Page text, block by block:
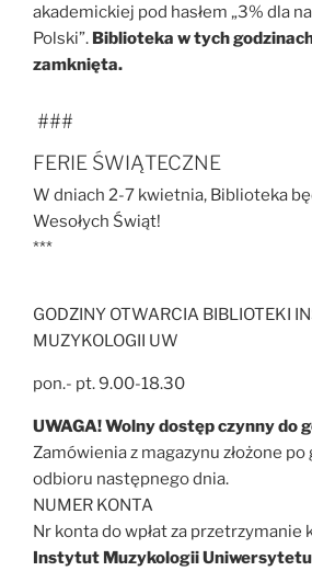
akademickiej pod hasłem „3% dla
Polski”. Biblioteka w tych
zamknięta.
###
FERIE ŚWIĄTECZNE
W dniach 2-7 kwietnia, Biblioteka
Wesołych Świąt!
***
GODZINY OTWARCIA BIBLIOTEKI
MUZYKOLOGII UW
pon.- pt. 9.00-18.30
UWAGA! Wolny dostęp czynny do
Zamówienia z magazynu złożone po
odbioru następnego dnia.
NUMER KONTA
Nr konta do wpłat za przetrzymanie
Instytut Muzykologii